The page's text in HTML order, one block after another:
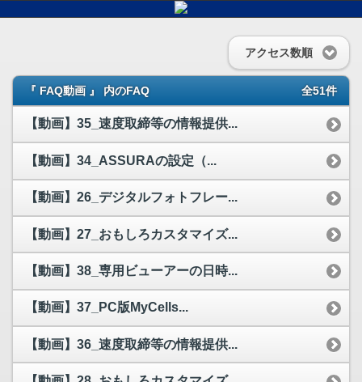
アクセス数順
『 FAQ動画 』 内のFAQ 全51件
【動画】35_速度取締等の情報提供...
【動画】34_ASSURAの設定（...
【動画】26_デジタルフォトフレー...
【動画】27_おもしろカスタマイズ...
【動画】38_専用ビューアーの日時...
【動画】37_PC版MyCells...
【動画】36_速度取締等の情報提供...